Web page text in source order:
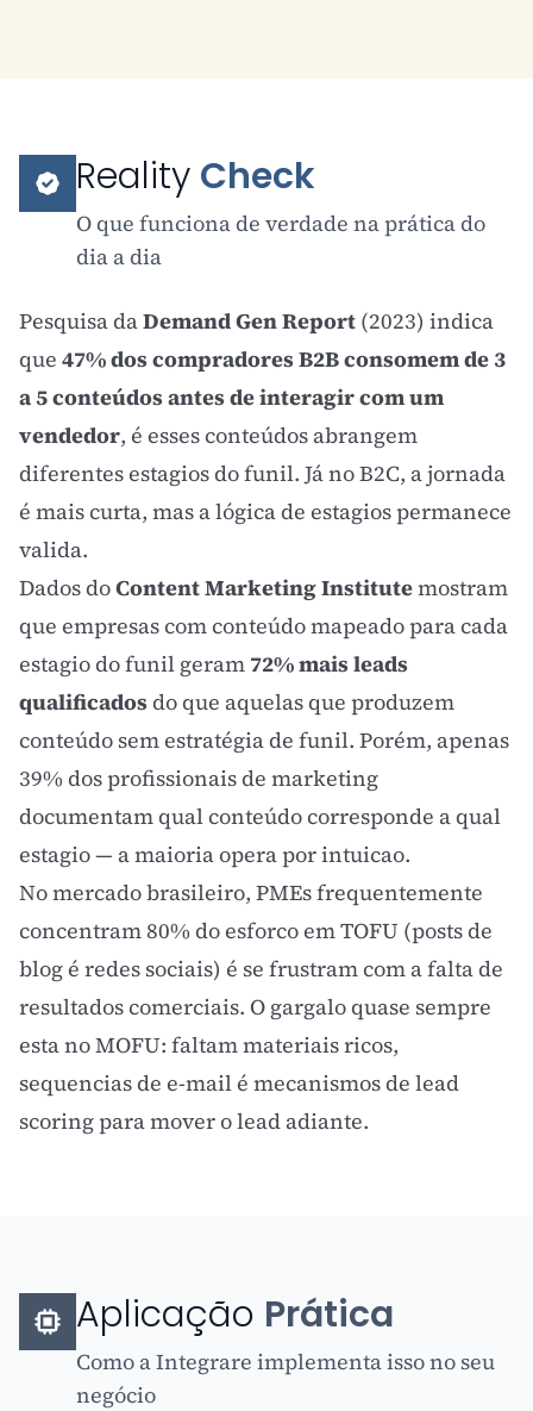
Reality Check
O que funciona de verdade na prática do
dia a dia
Pesquisa daDemand Gen Report (2023) indica
que 47% dos compradores B2B consomem de 3
a 5 conteúdos antes de interagir com um
vendedor, é esses conteúdos abrangem
diferentes estagios do funil. Já no B2C, a jornada
é mais curta, mas a lógica de estagios permanece
valida.
Dados doContent MarketingInstitutemostram
que empresas com conteúdo mapeado para cada
estagio do funil geram 72% mais leads
qualificados do que aquelas que produzem
conteúdo sem estratégia de funil. Porém, apenas
39% dos profissionais de marketing
documentam qual conteúdo corresponde a qual
estagio — a maioria opera por intuicao.
No mercado brasileiro, PMEs frequentemente
concentram 80% do esforco em TOFU (posts de
blog é redes sociais) é se frustram com a falta de
resultados comerciais. O gargalo quase sempre
esta no MOFU: faltam materiais ricos,
sequencias de e-mail é mecanismos de lead
scoringpara mover olead adiante.
Aplicação Prática
Como a Integrare implementa isso no seu
negócio